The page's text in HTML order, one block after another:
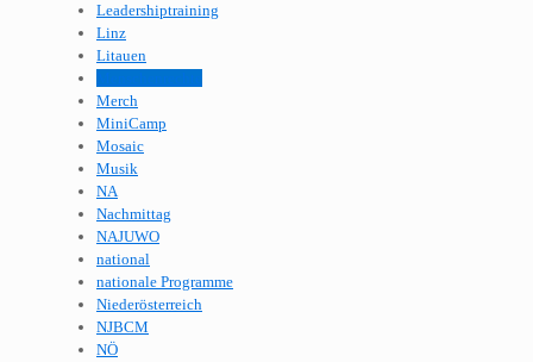
Leadershiptraining
Linz
Litauen
Merch
MiniCamp
Mosaic
Musik
NA
Nachmittag
NAJUWO
national
nationale Programme
Niederösterreich
NJBCM
NÖ